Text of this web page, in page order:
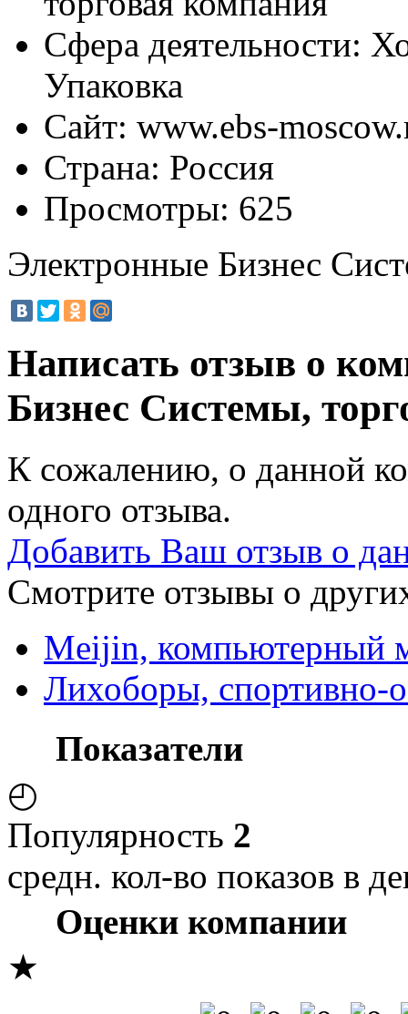
Сфера деятельности:
Упаковка
Сайт: www.ebs-
Страна: Россия
Просмотры: 625
Электронные Бизнес
Написать отзыв о
Бизнес Системы,
К сожалению, о данной
одного отзыва.
Добавить Ваш отзыв о
Смотрите отзывы о
Meijin, компьютерный
Лихоборы, спортивно-
Показатели
◴
Популярность 2
средн. кол-во показов в
Оценки компании
★